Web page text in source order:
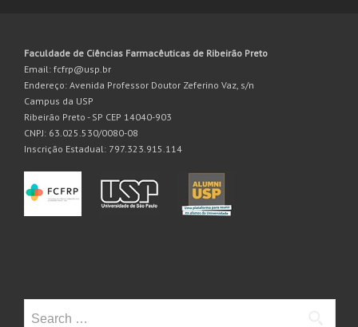
Faculdade de Ciências Farmacêuticas de Ribeirão Preto
Email: fcfrp@usp.br
Endereço: Avenida Professor Doutor Zeferino Vaz, s/n
Campus da USP
Ribeirão Preto - SP CEP 14040-903
CNPJ: 63.025.530/0080-08
Inscrição Estadual: 797.323.915.114
for: